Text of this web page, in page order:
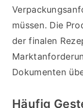
müssen. Die
der finalen
Dokumenten
Häufig